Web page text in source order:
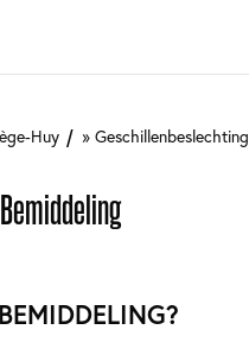
Huy Geschillenbeslechting
Bemiddeling